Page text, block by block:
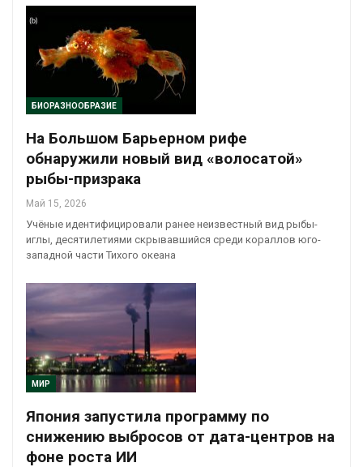
БИОРАЗНООБРАЗИЕ
На Большом Барьерном рифе
обнаружили новый вид «волосатой»
рыбы-призрака
Май 15, 2026
Учёные идентифицировали ранее неизвестный вид рыбы-
иглы, десятилетиями скрывавшийся среди кораллов юго-
западной части Тихого океана
МИР
Япония запустила программу по
снижению выбросов от дата-центров на
фоне роста ИИ